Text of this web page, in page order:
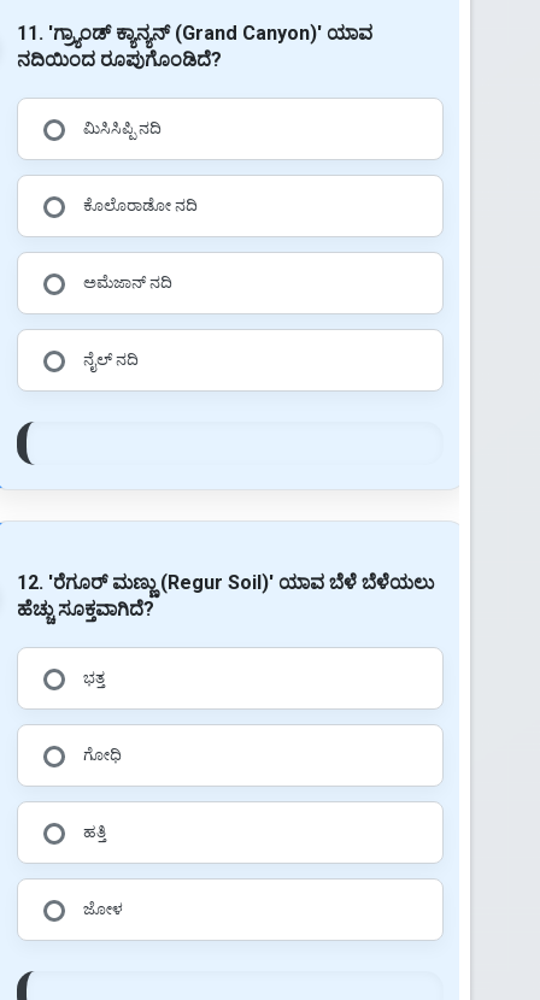
11. 'ಗ್ರ್ಯಾಂಡ್ ಕ್ಯಾನ್ಯನ್ (Grand Canyon)' ಯಾವ
ನದಿಯಿಂದ ರೂಪುಗೊಂಡಿದೆ?
ಮಿಸಿಸಿಪ್ಪಿ ನದಿ
ಕೊಲೊರಾಡೋ ನದಿ
ಅಮೆಜಾನ್ ನದಿ
ನೈಲ್ ನದಿ
12. 'ರೆಗೂರ್ ಮಣ್ಣು (Regur Soil)' ಯಾವ ಬೆಳೆ ಬೆಳೆಯಲು
ಹೆಚ್ಚು ಸೂಕ್ತವಾಗಿದೆ?
ಭತ್ತ
ಗೋಧಿ
ಹತ್ತಿ
ಜೋಳ